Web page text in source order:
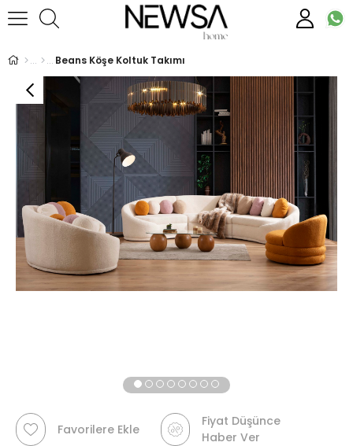
Beans Köşe Koltuk Takımı
Favorilere Ekle
Fiyat Düşünce
Haber Ver